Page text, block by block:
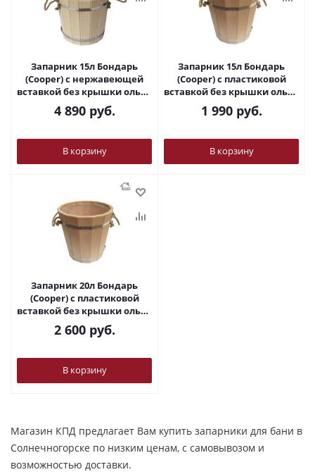
Запарник 15л Бондарь
(Cooper) с нержавеющей
вставкой без крышки ольха
ЗДН-15
4 890руб.
В корзину
Запарник 15л Бондарь
(Cooper) с пластиковой
вставкой без крышки ольха
ЗП-15
1 990руб.
В корзину
Запарник 20л Бондарь
(Cooper) с пластиковой
вставкой без крышки ольха
ЗДП-20
2 600руб.
В корзину
Магазин КПД предлагает Вам купить запарники для бани в
Солнечногорске по низким ценам, с самовывозом и
возможностью доставки.